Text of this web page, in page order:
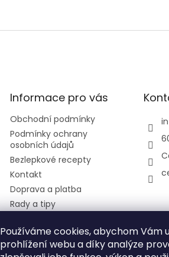
Používáme cookies, abychom Vám
prohlížení webu a díky analýze
Informace pro vás
Obchodní podmínky
Podmínky ochrany
osobních údajů
Bezlepkové recepty
Kontakt
Doprava a platba
Rady a tipy
Dietní cestovní kartičky do
restaurece